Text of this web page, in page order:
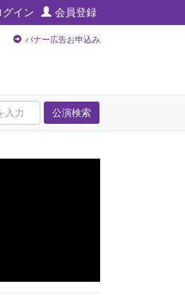
グイン 会員登録
バナー広告お申込み
公演検索